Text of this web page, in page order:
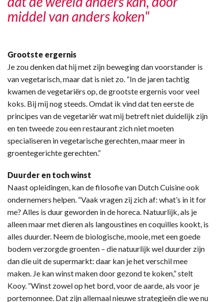
middel van anders koken"
Grootste ergernis
Je zou denken dat hij met zijn beweging dan voorstander is
van vegetarisch, maar dat is niet zo. “In de jaren tachtig
kwamen de vegetariërs op, de grootste ergernis voor veel
koks. Bij mij nog steeds. Omdat ik vind dat ten eerste de
principes van de vegetariër wat mij betreft niet duidelijk zijn
en ten tweede zou een restaurant zich niet moeten
specialiseren in vegetarische gerechten, maar meer in
groentegerichte gerechten.”
Duurder en toch winst
Naast opleidingen, kan de filosofie van Dutch Cuisine ook
ondernemers helpen. “Vaak vragen zij zich af: what’s in it for
me? Alles is duur geworden in de horeca. Natuurlijk, als je
alleen maar met dieren als langoustines en coquilles kookt, is
alles duurder. Neem de biologische, mooie, met een goede
bodem verzorgde groenten – die natuurlijk wel duurder zijn
dan die uit de supermarkt: daar kan je het verschil mee
maken. Je kan winst maken door gezond te koken,” stelt
Kooy. “Winst zowel op het bord, voor de aarde, als voor je
portemonnee. Dat zijn allemaal nieuwe strategieën die we nu